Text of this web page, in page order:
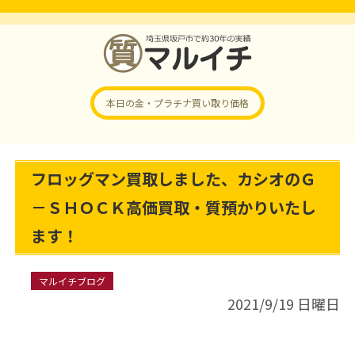
本日の金・プラチナ買い取り価格
フロッグマン買取しました、カシオのＧ
－ＳＨＯＣＫ高価買取・質預かりいたし
ます！
マルイチブログ
2021/9/19 日曜日